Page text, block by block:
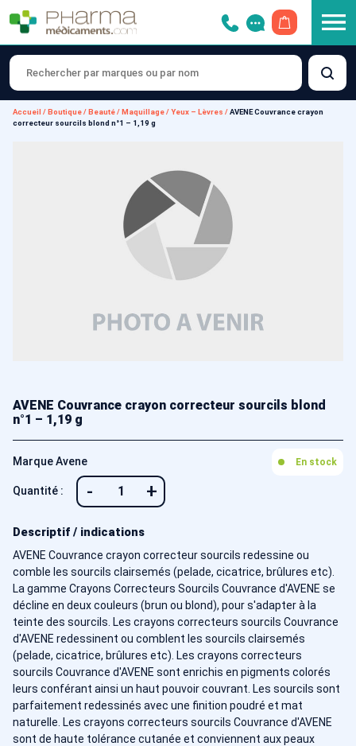
Accueil / Boutique/ Beauté/ Maquillage/Yeux – Lèvres /AVENE Couvrance crayon
correcteur sourcils blond n°1 – 1,19 g
AVENE Couvrance crayon correcteur sourcils blond
n°1 – 1,19 g
Marque Avene En stock
Quantité : - +
Descriptif / indications
AVENE Couvrance crayon correcteur sourcils redessine ou
comble les sourcils clairsemés (pelade, cicatrice, brûlures etc).
La gamme Crayons Correcteurs Sourcils Couvrance d'AVENE se
décline en deux couleurs (brun ou blond), pour s'adapter à la
teinte des sourcils. Les crayons correcteurs sourcils Couvrance
d'AVENE redessinent ou comblent les sourcils clairsemés
(pelade, cicatrice, brûlures etc). Les crayons correcteurs
sourcils Couvrance d'AVENE sont enrichis en pigments colorés
leurs conférant ainsi un haut pouvoir couvrant. Les sourcils sont
parfaitement redessinés avec une finition poudré et mat
naturelle. Les crayons correcteurs sourcils Couvrance d'AVENE
sont de haute tolérance cutanée et conviennent aux peaux